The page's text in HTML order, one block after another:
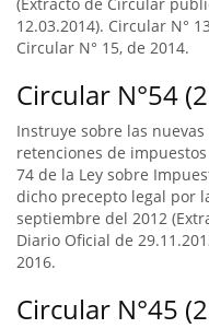
12.03.2014). Circular N°
Circular N° 15, de 2014.
Circular N°54
Instruye sobre las
retenciones de
74 de la Ley sobre
dicho precepto legal por
septiembre del 2012
Diario Oficial de
2016.
Circular N°45